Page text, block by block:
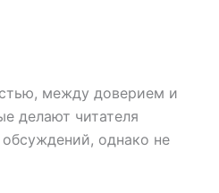
между доверием и
делают читателя
однако не